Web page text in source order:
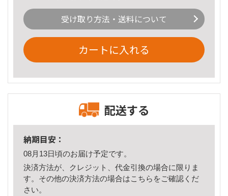
受け取り方法・送料について
カートに入れる
配送する
納期目安：
08月13日頃のお届け予定です。
決済方法が、クレジット、代金引換の場合に限りま
す。その他の決済方法の場合はこちら をご確認くだ
さい。